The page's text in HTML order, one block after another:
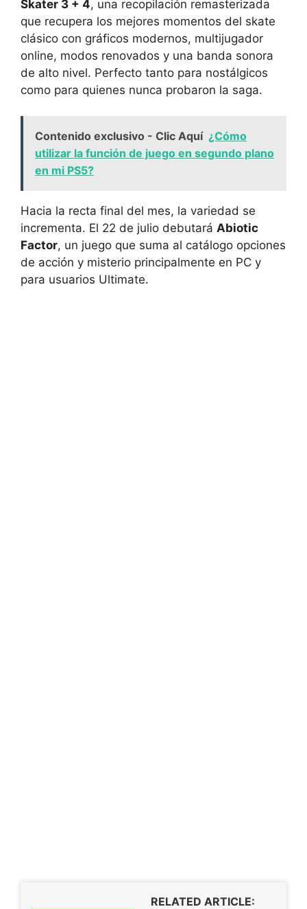
Skater 3 + 4, una recopilación remasterizada
que recupera los mejores momentos del skate
clásico con gráficos modernos, multijugador
online, modos renovados y una banda sonora
de alto nivel. Perfecto tanto para nostálgicos
como para quienes nunca probaron la saga.
Contenido exclusivo - Clic Aquí ¿Cómo
utilizar la función de juego en segundo plano
en mi PS5?
Hacia la recta final del mes, la variedad se
incrementa. El 22 de julio debutará Abiotic
Factor, un juego que suma al catálogo opciones
de acción y misterio principalmente en PC y
para usuarios Ultimate.
RELATED ARTICLE: